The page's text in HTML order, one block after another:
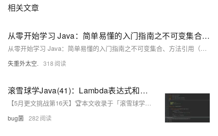
相关文章
从零开始学习 Java：简单易懂的入门指南之不可变集合、方法引用（二十六）
从零开始学习 Java：简单易懂的入门指南之不可变集合、方法引用（二十六）
失重外太空. 318
滚雪球学Java(41)：Lambda表达式和方法引用：提高代码可读性和简洁性的神器
【5月更文挑战第16天】🏆本文收录于「滚雪球学Java」专栏，专业攻坚指数级提升，希望能够助你一臂之力，帮你早日登顶实现财富自由🚀；同时，欢迎大家关注&&收藏&&订阅！持续更新中，up！up！up！！
bug菌 282